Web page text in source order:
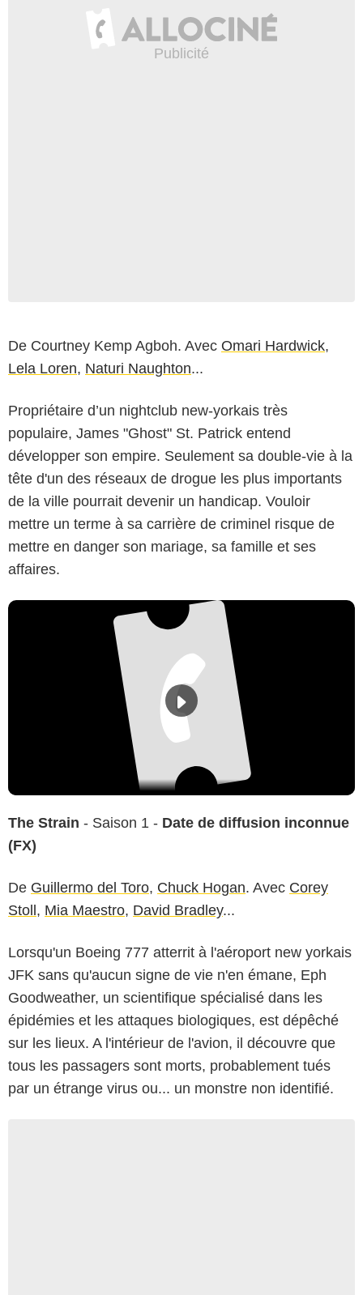
De Courtney Kemp Agboh. Avec Omari Hardwick,
Lela Loren, Naturi Naughton...
Propriétaire d’un nightclub new-yorkais très
populaire, James "Ghost" St. Patrick entend
développer son empire. Seulement sa double-vie à la
tête d'un des réseaux de drogue les plus importants
de la ville pourrait devenir un handicap. Vouloir
mettre un terme à sa carrière de criminel risque de
mettre en danger son mariage, sa famille et ses
affaires.
The Strain - Saison 1 - Date de diffusion inconnue
(FX)
De Guillermo del Toro, Chuck Hogan. Avec Corey
Stoll, Mia Maestro, David Bradley...
Lorsqu'un Boeing 777 atterrit à l'aéroport new yorkais
JFK sans qu'aucun signe de vie n'en émane, Eph
Goodweather, un scientifique spécialisé dans les
épidémies et les attaques biologiques, est dépêché
sur les lieux. A l'intérieur de l'avion, il découvre que
tous les passagers sont morts, probablement tués
par un étrange virus ou... un monstre non identifié.